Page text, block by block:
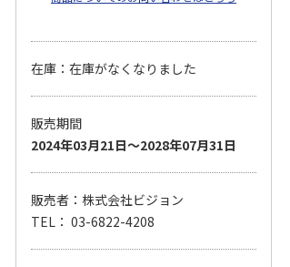
在庫：在庫がなくなりました
販売期間
2024年03月21日～2028年07月31日
販売者：株式会社ビジョン
TEL： 03-6822-4208